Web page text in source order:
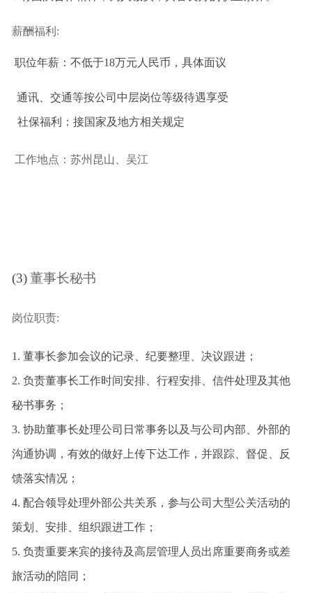
薪酬福利:
职位年薪：不低于18万元人民币，具体面议
通讯、交通等按公司中层岗位等级待遇享受
社保福利：接国家及地方相关规定
工作地点：苏州昆山、吴江
(3) 董事长秘书
岗位职责:
1. 董事长参加会议的记录、纪要整理、决议跟进；
2. 负责董事长工作时间安排、行程安排、信件处理及其他
秘书事务；
3. 协助董事长处理公司日常事务以及与公司内部、外部的
沟通协调，有效的做好上传下达工作，并跟踪、督促、反
馈落实情况；
4. 配合领导处理外部公共关系，参与公司大型公关活动的
策划、安排、组织跟进工作；
5. 负责重要来宾的接待及高层管理人员出席重要商务或差
旅活动的陪同；